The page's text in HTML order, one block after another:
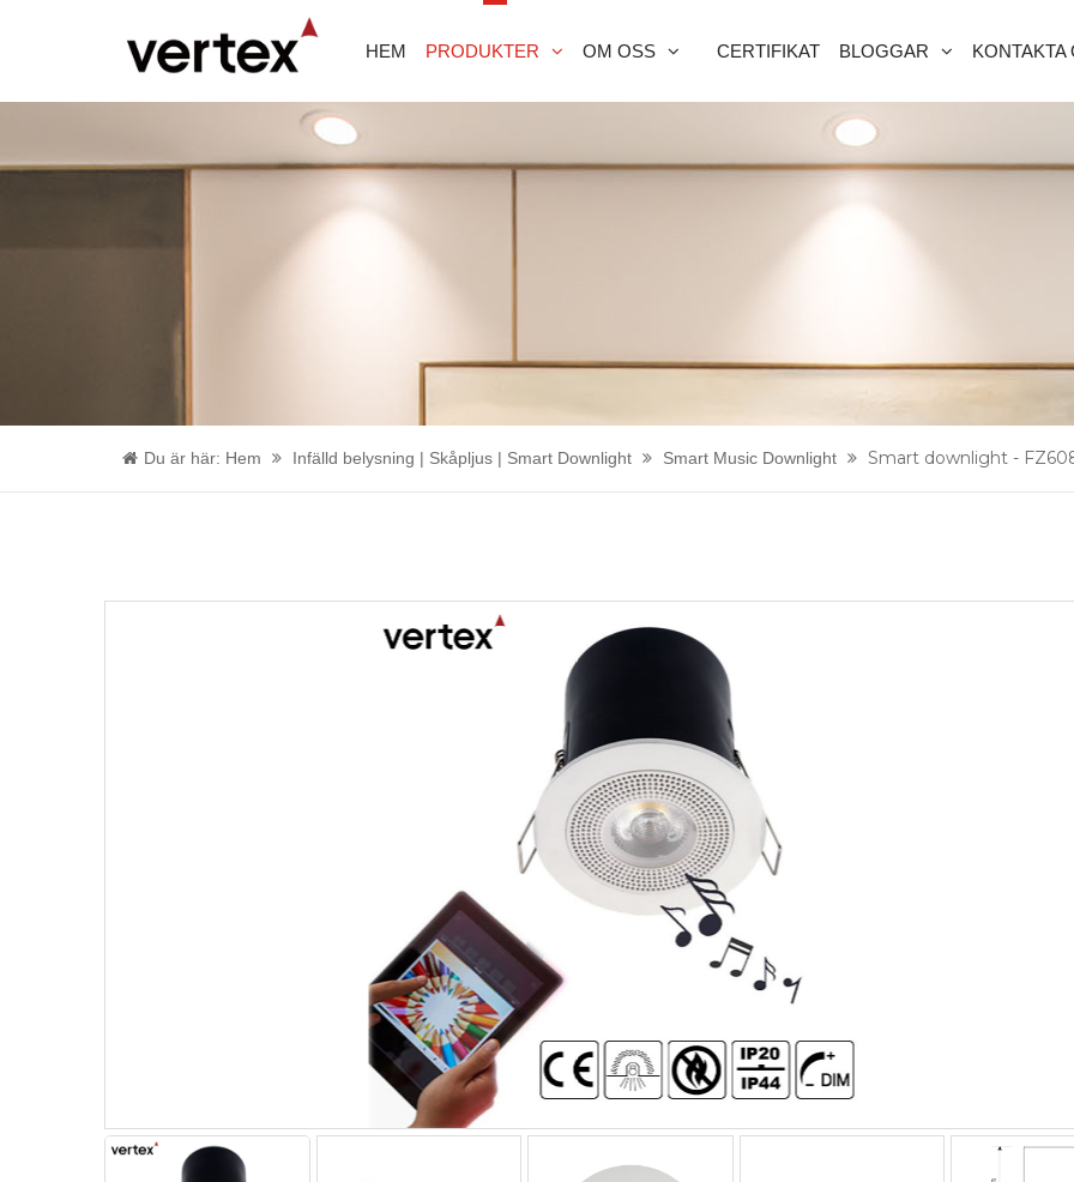
HEM PRODUKTER OM OSS CERTIFIKAT BLOGGAR KONTAKTA
Du är här: Hem Infälld belysning | Skåpljus | Smart Downlight Smart Music Downlight Smart downlight -